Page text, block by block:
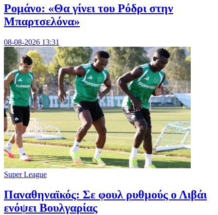
Ρομάνο: «Θα γίνει του Ρόδρι στην
Μπαρτσελόνα»
08-08-2026 13:31
Super League
Παναθηναϊκός: Σε φουλ ρυθμούς ο Λιβάι
ενόψει Βουλγαρίας